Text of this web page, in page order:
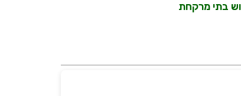
בתי מרקחת